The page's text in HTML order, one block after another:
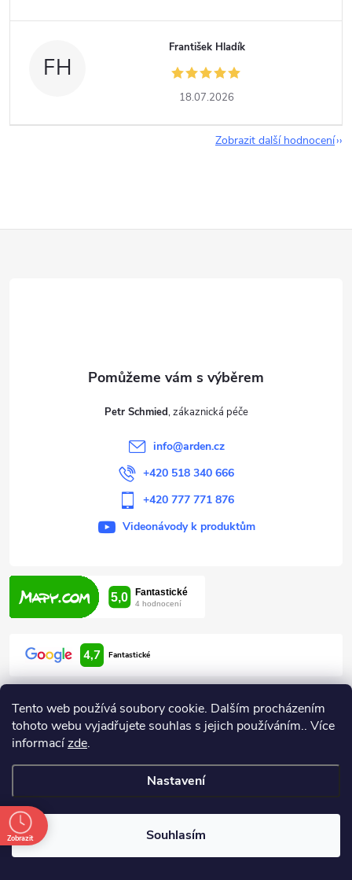
Tento web používá soubory cookie. Dalším procházením
tohoto webu vyjadřujete souhlas s jejich používáním.. Více
informacízde.
Nastavení
Souhlasím
FH
František Hladík
18.07.2026
Zobrazit další hodnocení
Petr Schmied
info@arden.cz
+420 518 340 666
+420 777 771 876
Videonávody k produktům
4,7 Fantastické
Copyright 2026ARDEN HODONÍN. Všechna práva vyhrazena.
Zobrazit